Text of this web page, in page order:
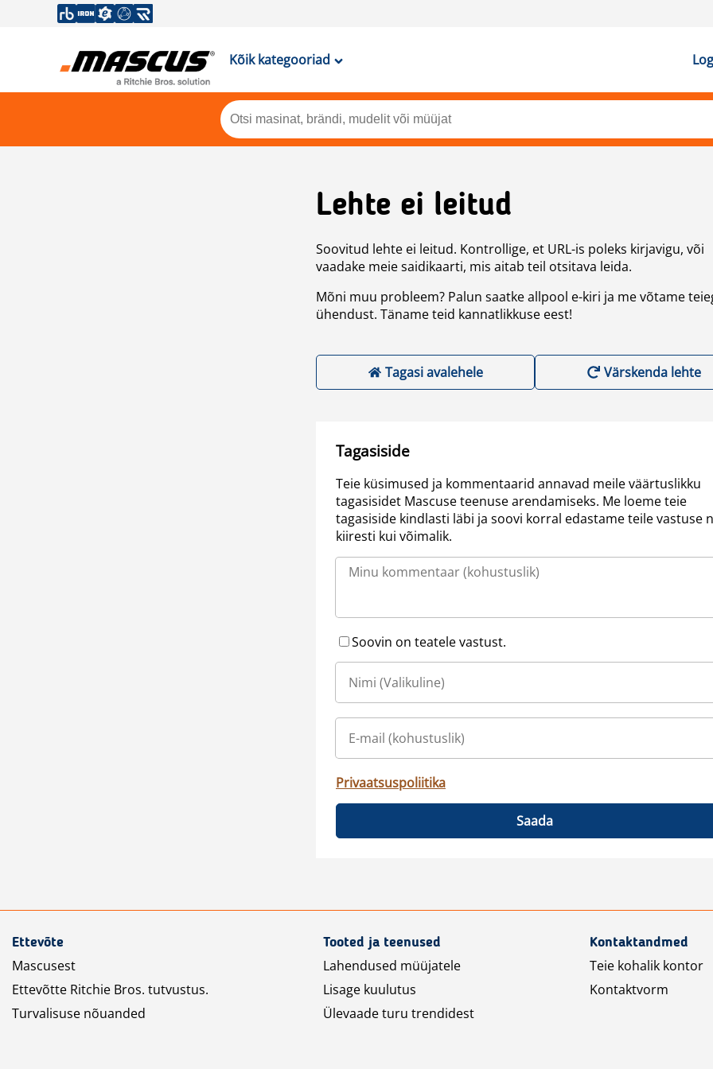
Kõik kategooriad
Lehte ei leitud
Soovitud lehte ei leitud. Kontrollige, et URL-is poleks kirjavigu, või
vaadake meie saidikaarti, mis aitab teil otsitava leida.
Mõni muu probleem? Palun saatke allpool e-kiri ja me võtame
ühendust. Täname teid kannatlikkuse eest!
Tagasi avalehele Värskenda lehte
Tagasiside
Teie küsimused ja kommentaarid annavad meile väärtuslikku
tagasisidet Mascuse teenuse arendamiseks. Me loeme teie
tagasiside kindlasti läbi ja soovi korral edastame teile vastuse
kiiresti kui võimalik.
Soovin on teatele vastust.
Privaatsuspoliitika
Saada
Ettevõte
Mascusest
Ettevõtte Ritchie Bros. tutvustus.
Turvalisuse nõuanded
Tooted ja teenused
Lahendused müüjatele
Lisage kuulutus
Ülevaade turu trendidest
Kontaktandmed
Teie kohalik kontor
Kontaktvorm